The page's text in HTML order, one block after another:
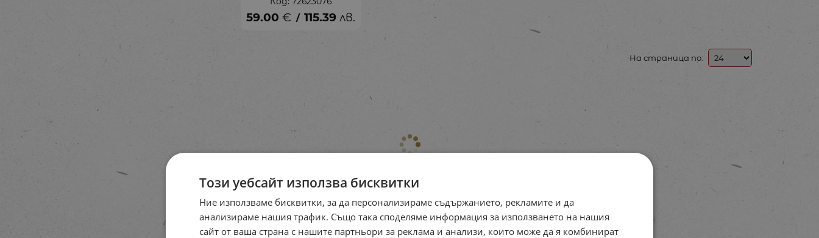
59.00 € / 115.39 лв.
На страница по:
Този уебсайт използва бисквитки
Ние използваме бисквитки, за да персонализираме съдържанието, рекламите и да
анализираме нашия трафик. Също така споделяме информация за използването на нашия
сайт от ваша страна с нашите партньори за реклама и анализи, които може да я комбинират